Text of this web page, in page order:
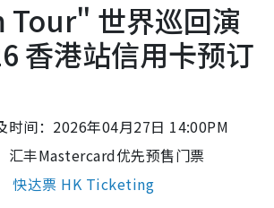
世界巡回演
香港站信用卡预订
时间：2026年04月27日 14:00PM
汇丰Mastercard优先预售门票
快达票 HK Ticketing